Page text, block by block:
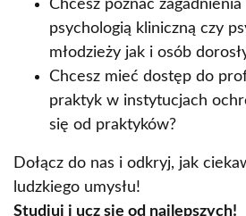
Chcesz poznać zagadnienia
psychologią kliniczną czy
młodzieży jak i osób
Chcesz mieć dostęp do
praktyk w instytucjach
się od praktyków?
Dołącz do nas i odkryj, jak
ludzkiego umysłu!
Studiuj i ucz się od najlepszych!